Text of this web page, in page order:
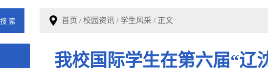
首页 /校园资讯 / 学生风采 / 正文
我校国际学生在第六届“辽